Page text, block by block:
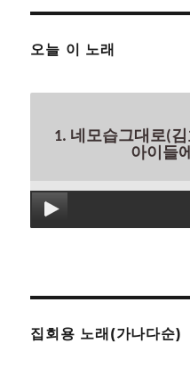
오늘 이 노래
1. 네모습그대로(
아이들
집회용 노래(가나다순)